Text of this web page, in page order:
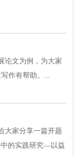
论文为例，为大家
作有帮助。...
大家分享一篇开题
中的实践研究—以益